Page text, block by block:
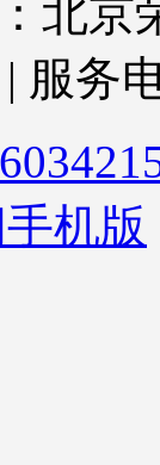
北京
服务
机版